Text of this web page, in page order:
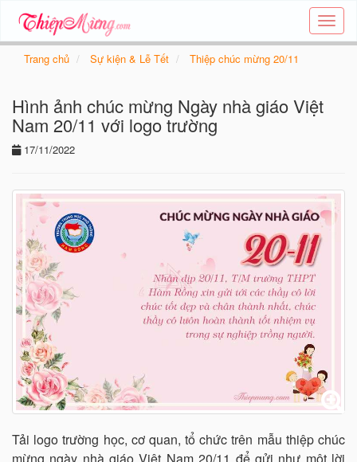
Tạo
thiệp
Trang chủ Sự kiện & Lễ Tết Thiệp chúc mừng 20/11
Hình ảnh chúc mừng Ngày nhà giáo Việt
Nam 20/11 với logo trường
17/11/2022
Tải logo trường học, cơ quan, tổ chức trên mẫu thiệp chúc